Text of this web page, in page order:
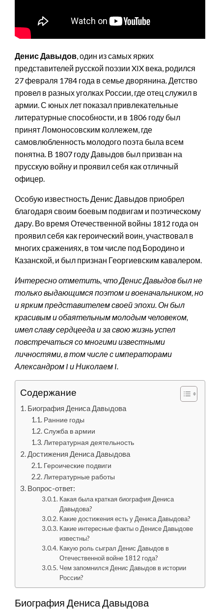
Денис Давыдов, один из самых ярких
представителей русской поэзии XIX века, родился
27 февраля 1784 года в семье дворянина. Детство
провел в разных уголках России, где отец служил в
армии. С юных лет показал привлекательные
литературные способности, и в 1806 году был
принят Ломоносовским коллежем, где
самовлюбленность молодого поэта была всем
понятна. В 1807 году Давыдов был призван на
прусскую войну и проявил себя как отличный
офицер.
Особую известность Денис Давыдов приобрел
благодаря своим боевым подвигам и поэтическому
дару. Во время Отечественной войны 1812 года он
проявил себя как героический воин, участвовал в
многих сражениях, в том числе под Бородино и
Казанской, и был признан Георгиевским кавалером.
Интересно отметить, что Денис Давыдов был не
только выдающимся поэтом и военачальником, но
и ярким представителем своей эпохи. Он был
красивым и обаятельным молодым человеком,
имел славу сердцееда и за свою жизнь успел
повстречаться со многими известными
личностями, в том числе с императорами
Александром I и Николаем I.
Содержание
Биография Дениса Давыдова
Ранние годы
Служба в армии
Литературная деятельность
Достижения Дениса Давыдова
Героические подвиги
Литературные работы
Вопрос-ответ:
Какая была краткая биография Дениса
Давыдова?
Какие достижения есть у Дениса Давыдова?
Какие интересные факты о Денисе Давыдове
известны?
Какую роль сыграл Денис Давыдов в
Отечественной войне 1812 года?
Чем запомнился Денис Давыдов в истории
России?
Биография Дениса Давыдова